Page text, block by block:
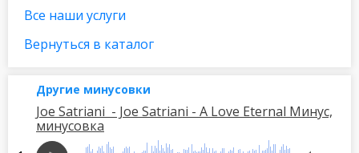
Все наши услуги
Вернуться в каталог
Другие минусовки
Joe Satriani - Joe Satriani - A Love Eternal Минус,
минусовка